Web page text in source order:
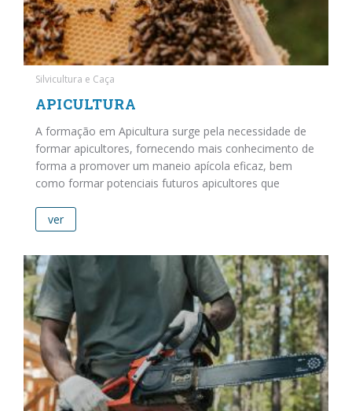
Silvicultura e Caça
APICULTURA
A formação em Apicultura surge pela necessidade de
formar apicultores, fornecendo mais conhecimento de
forma a promover um maneio apícola eficaz, bem
como formar potenciais futuros apicultores que
ver